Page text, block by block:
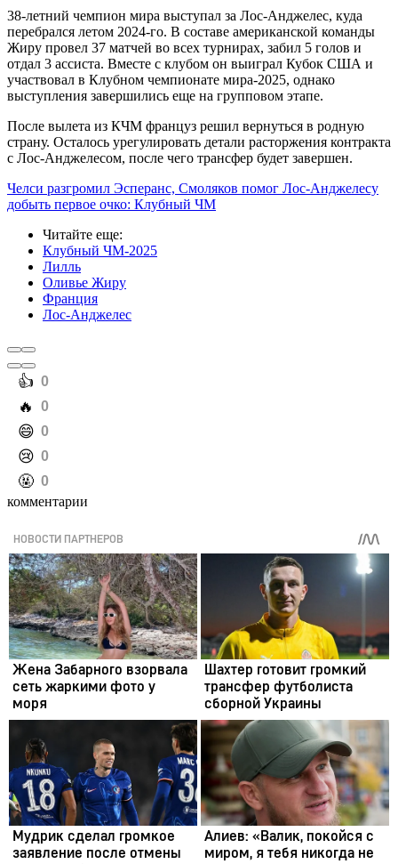
38-летний чемпион мира выступал за Лос-Анджелес, куда
перебрался летом 2024-го. В составе американской команды
Жиру провел 37 матчей во всех турнирах, забил 5 голов и
отдал 3 ассиста. Вместе с клубом он выиграл Кубок США и
участвовал в Клубном чемпионате мира-2025, однако
выступления завершились еще на групповом этапе.
После вылета из КЧМ француз решил вернуться в родную
страну. Осталось урегулировать детали расторжения контракта
с Лос-Анджелесом, после чего трансфер будет завершен.
Челси разгромил Эсперанс, Смоляков помог Лос-Анджелесу
добыть первое очко: Клубный ЧМ
Читайте еще:
Клубный ЧМ-2025
Лилль
Оливье Жиру
Франция
Лос-Анджелес
️👍 0
️🔥 0
️😄 0
️😢 0
️🤬 0
комментарии